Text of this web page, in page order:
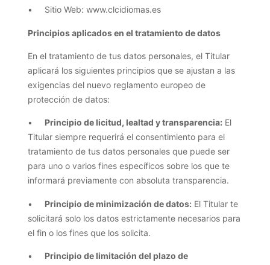
• Sitio Web: www.clcidiomas.es
Principios aplicados en el tratamiento de datos
En el tratamiento de tus datos personales, el Titular
aplicará los siguientes principios que se ajustan a las
exigencias del nuevo reglamento europeo de
protección de datos:
• Principio de licitud, lealtad y transparencia: El
Titular siempre requerirá el consentimiento para el
tratamiento de tus datos personales que puede ser
para uno o varios fines específicos sobre los que te
informará previamente con absoluta transparencia.
• Principio de minimización de datos: El Titular te
solicitará solo los datos estrictamente necesarios para
el fin o los fines que los solicita.
• Principio de limitación del plazo de